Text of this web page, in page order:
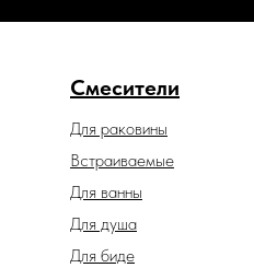
Смесители
Встраиваемые
Для биде
Для ванны
Для душа
Для раковины